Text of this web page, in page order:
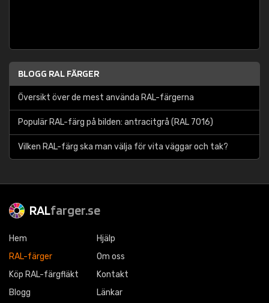
BLOGG RAL FÄRGER
Översikt över de mest använda RAL-färgerna
Populär RAL-färg på bilden: antracitgrå (RAL 7016)
Vilken RAL-färg ska man välja för vita väggar och tak?
RALfarger.se
Hem
RAL-färger
Köp RAL-färgfläkt
Blogg
Hjälp
Om oss
Kontakt
Länkar